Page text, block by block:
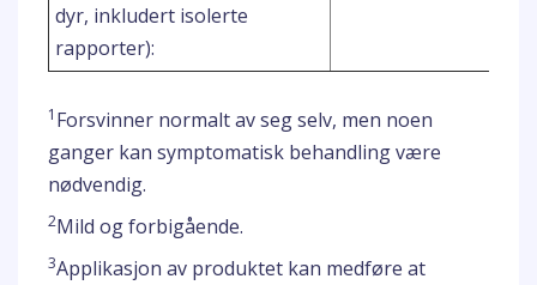
dyr, inkludert isolerte
rapporter):
1 Forsvinner normalt av seg selv, men noen
ganger kan symptomatisk behandling være
nødvendig.
2Mild og forbigående.
3Applikasjon av produktet kan medføre at